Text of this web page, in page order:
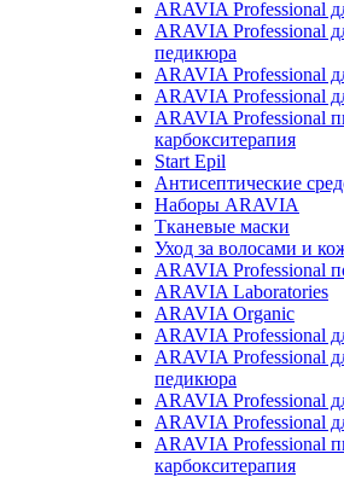
ARAVIA Professional
ARAVIA Professional
педикюра
ARAVIA Professional
ARAVIA Professional
ARAVIA Professional
карбокситерапия
Start Epil
Антисептические
Наборы ARAVIA
Тканевые маски
Уход за волосами и
ARAVIA Professional
ARAVIA Laboratories
ARAVIA Organic
ARAVIA Professional
ARAVIA Professional
педикюра
ARAVIA Professional
ARAVIA Professional
ARAVIA Professional
карбокситерапия